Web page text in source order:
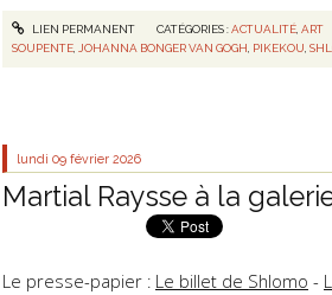
LIEN PERMANENT CATÉGORIES :ACTUALITÉ, ART
SOUPENTE,JOHANNA BONGER VAN GOGH, PIKEKOU,
lundi 09 février 2026
Martial Raysse à la
Le presse-papier : Le billet de Shlomo -